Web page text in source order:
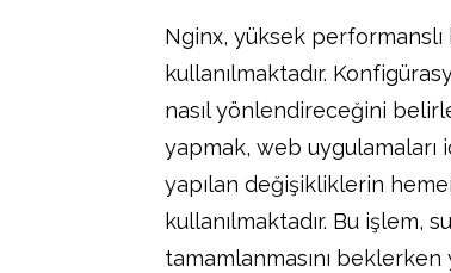
Nginx, yüksek
kullanılmaktadır.
nasıl yönlendireceğini
yapmak, web uygulamaları
yapılan değişikliklerin
kullanılmaktadır. Bu işlem,
tamamlanmasını beklerken